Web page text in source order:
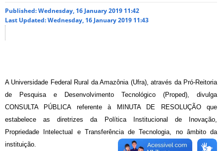
Published: Wednesday, 16 January 2019 11:42
Last Updated: Wednesday, 16 January 2019 11:43
A Universidade Federal Rural da Amazônia (Ufra), através da Pró-Reitoria
de Pesquisa e Desenvolvimento Tecnológico (Proped), divulga
CONSULTA PÚBLICA referente à MINUTA DE RESOLUÇÃO que
estabelece as diretrizes da Política Institucional de Inovação,
Propriedade Intelectual e Transferência de Tecnologia, no âmbito da
instituição.